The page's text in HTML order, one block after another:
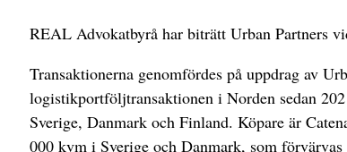
REAL Advokatbyrå har biträtt Urban Partners
Transaktionerna genomfördes på uppdrag av
logistikportföljtransaktionen i Norden sedan
Sverige, Danmark och Finland. Köpare är
000 kvm i Sverige och Danmark, som